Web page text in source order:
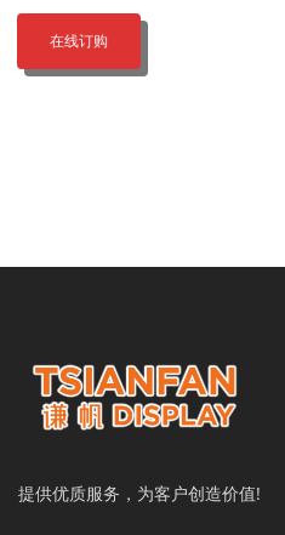
在线订购
提供优质服务，为客户创造价值!